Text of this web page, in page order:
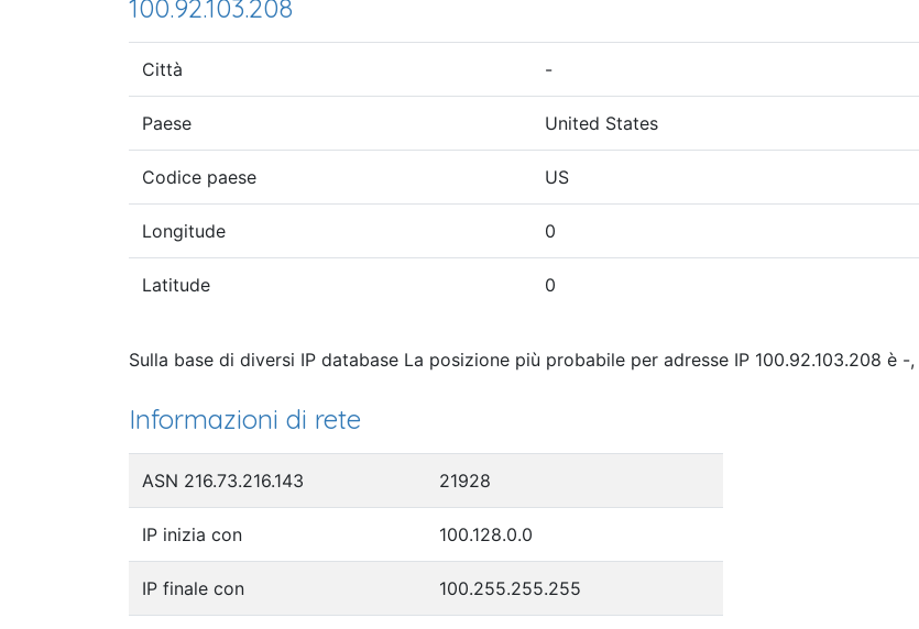
100.92.103.208
Città -
Paese United States
Codice paese US
Longitude 0
Latitude 0
Sulla base di diversi IP database La posizione più probabile per adresse IP 100.92.103.208 è
Informazioni di rete
ASN 216.73.216.143 21928
IP inizia con 100.128.0.0
IP finale con 100.255.255.255